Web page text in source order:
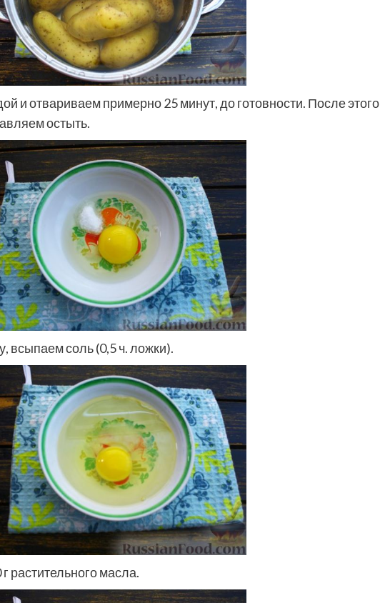
и отвариваем примерно 25 минут, до готовности. После этого
остыть.
всыпаем соль (0,5 ч. ложки).
растительного масла.